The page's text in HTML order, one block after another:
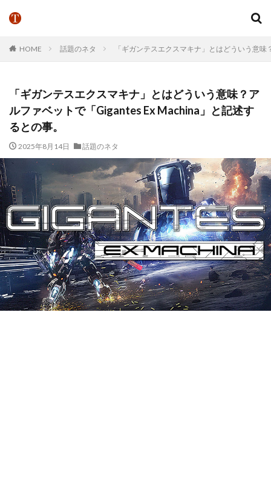
HOME 話題のネタ 「ギガンテスエクスマキナ」とはどういう意
「ギガンテスエクスマキナ」とはどういう意味？ア
ルファベットで「Gigantes Ex Machina」と記述す
るとの事。
2025年8月14日 話題のネタ